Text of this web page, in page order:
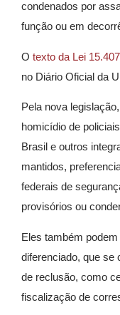
condenados por
função ou em
O texto da Lei
no Diário Oficial da
Pela nova
homicídio de
Brasil e outros
mantidos,
federais de
provisórios ou
Eles também
diferenciado, que se
de reclusão, como
fiscalização de